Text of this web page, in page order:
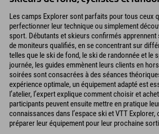
Les camps Explorer sont parfaits pour tous ceux
perfectionner leur technique ou simplement
sport. Débutants et skieurs confirmés
de moniteurs qualifiés, en se concentrant sur
telles que le ski de fond, le ski de randonnée et le
journée, les guides emmènent leurs clients en
soirées sont consacrées à des séances
expérience optimale, un équipement adapté est
l’atelier, l’expert explique comment choisir et
participants peuvent ensuite mettre en pratique
connaissances dans l’espace ski et VTT Explorer,
préparer leur équipement pour leur prochaine